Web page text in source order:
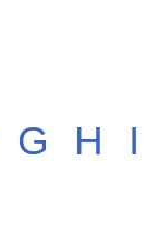
G H I